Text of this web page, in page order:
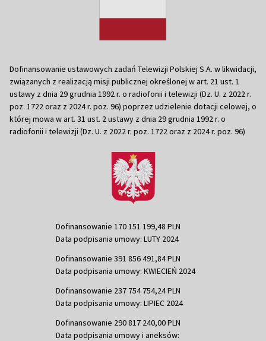
Dofinansowanie ustawowych zadań Telewizji Polskiej S.A. w likwidacji,
związanych z realizacją misji publicznej określonej w art. 21 ust. 1
ustawy z dnia 29 grudnia 1992 r. o radiofonii i telewizji (Dz. U. z 2022 r.
poz. 1722 oraz z 2024 r. poz. 96) poprzez udzielenie dotacji celowej, o
której mowa w art. 31 ust. 2 ustawy z dnia 29 grudnia 1992 r. o
radiofonii i telewizji (Dz. U. z 2022 r. poz. 1722 oraz z 2024 r. poz. 96)
Dofinansowanie 170 151 199,48 PLN
Data podpisania umowy: LUTY 2024
Dofinansowanie 391 856 491,84 PLN
Data podpisania umowy: KWIECIEŃ 2024
Dofinansowanie 237 754 754,24 PLN
Data podpisania umowy: LIPIEC 2024
Dofinansowanie 290 817 240,00 PLN
Data podpisania umowy i aneksów: